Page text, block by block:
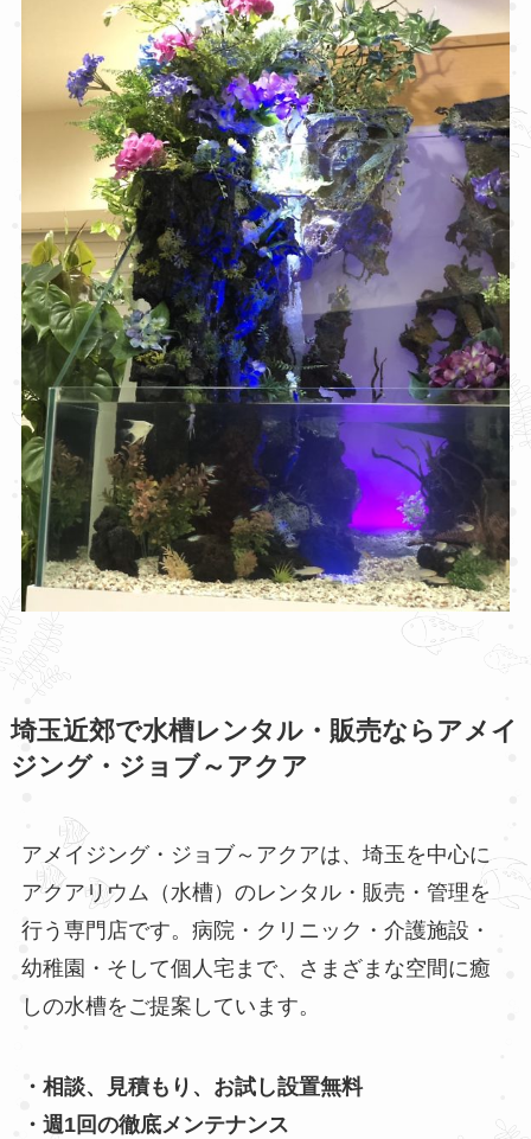
埼玉近郊で水槽レンタル・販売ならアメイ
ジング・ジョブ～アクア
アメイジング・ジョブ～アクアは、埼玉を中心に
アクアリウム（水槽）のレンタル・販売・管理を
行う専門店です。病院・クリニック・介護施設・
幼稚園・そして個人宅まで、さまざまな空間に癒
しの水槽をご提案しています。
・相談、見積もり、お試し設置無料
・週1回の徹底メンテナンス